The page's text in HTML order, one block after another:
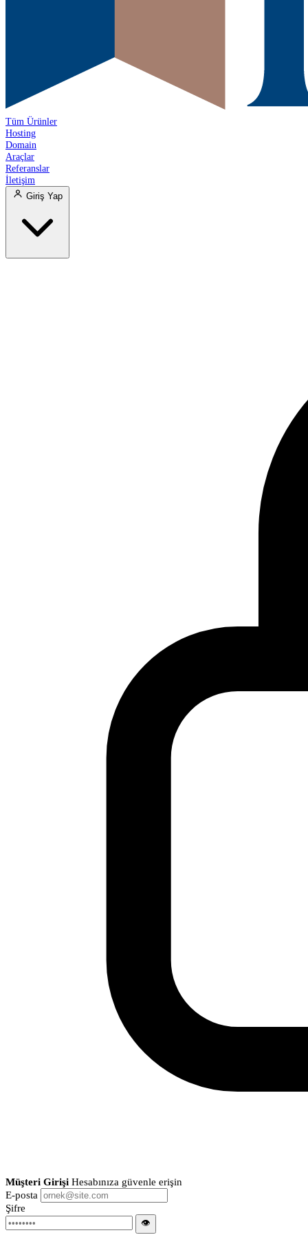
Tüm Ürünler
Hosting
Domain
Araçlar
Referanslar
İletişim
Giriş Yap
Müşteri Girişi Hesabınıza güvenle erişin
E-posta
Şifre
👁